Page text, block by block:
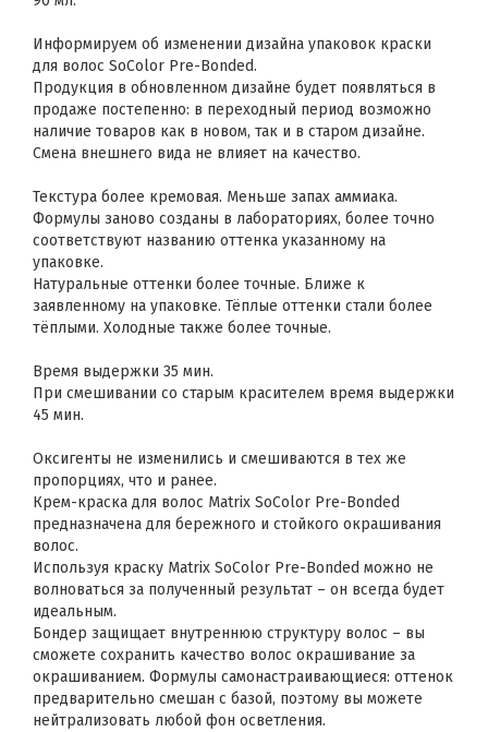
Информируем об изменении дизайна упаковок краски
для волос SoColor Pre-Bonded.
Продукция в обновленном дизайне будет появляться в
продаже постепенно: в переходный период возможно
наличие товаров как в новом, так и в старом дизайне.
Смена внешнего вида не влияет на качество.
Текстура более кремовая. Меньше запах аммиака.
Формулы заново созданы в лабораториях, более точно
соответствуют названию оттенка указанному на
упаковке.
Натуральные оттенки более точные. Ближе к
заявленному на упаковке. Тёплые оттенки стали более
тёплыми. Холодные также более точные.
Время выдержки 35 мин.
При смешивании со старым красителем время выдержки
45 мин.
Оксигенты не изменились и смешиваются в тех же
пропорциях, что и ранее.
Крем-краска для волос Matrix SoColor Pre-Bonded
предназначена для бережного и стойкого окрашивания
волос.
Используя краску Matrix SoColor Pre-Bonded можно не
волноваться за полученный результат – он всегда будет
идеальным.
Бондер защищает внутреннюю структуру волос – вы
сможете сохранить качество волос окрашивание за
окрашиванием. Формулы самонастраивающиеся: оттенок
предварительно смешан с базой, поэтому вы можете
нейтрализовать любой фон осветления.